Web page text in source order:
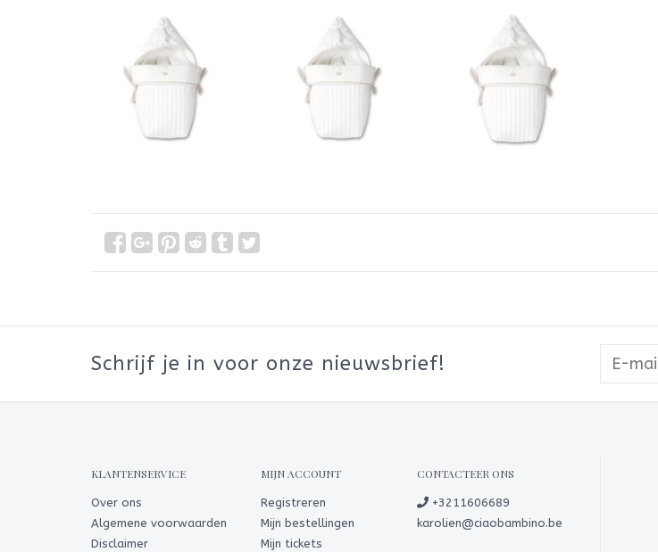
Schrijf je in voor onze nieuwsbrief!
KLANTENSERVICE
Over ons
Algemene voorwaarden
Disclaimer
MIJN ACCOUNT
Registreren
Mijn bestellingen
Mijn tickets
CONTACTEER ONS
+3211606689
karolien@ciaobambino.be